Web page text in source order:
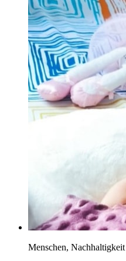
Menschen, Nachhaltigkeit